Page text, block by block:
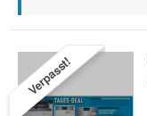
Verpasst!